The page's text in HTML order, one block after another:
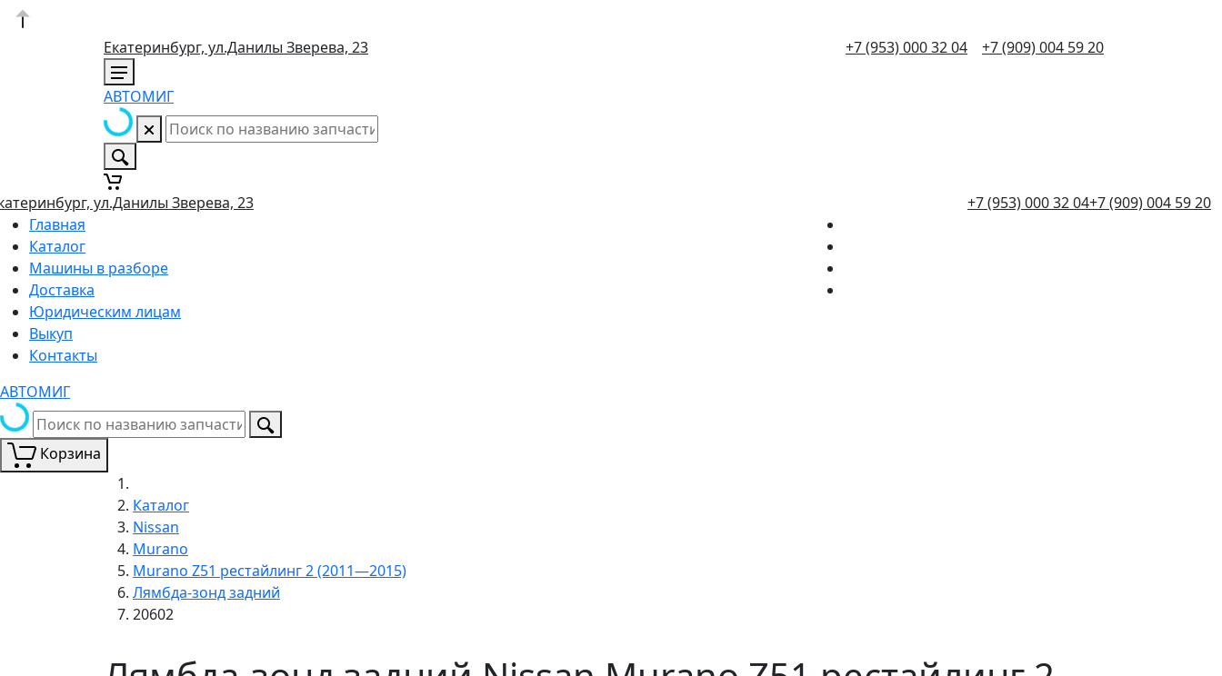
Екатеринбург, ул.Данилы Зверева, 23 +7 (953) 000 32 04 +7 (909) 004 59 20
АВТОМИГ
ул.Данилы Зверева, 23 +7 (953) 000 32 04+7 (909) 004 59 20
Главная
Каталог
Машины в разборе
Доставка
Юридическим лицам
Выкуп
Контакты
АВТОМИГ
Корзина
Каталог
Nissan
Murano
Murano Z51 рестайлинг 2 (2011—2015)
Лямбда-зонд задний
20602